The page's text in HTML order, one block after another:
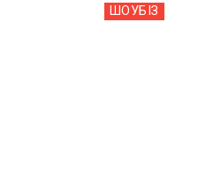
ШОУБIЗ